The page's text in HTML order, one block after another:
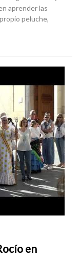
aprender las
peluche,
en